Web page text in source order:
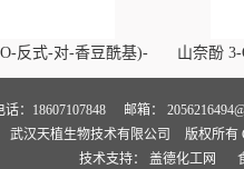
反式-对-香豆酰基)-
格, Kaempferol-3-O-
beta-D-
, CAS号:121651-61-4
山奈酚
萄糖苷
beta-
话：18607107848 邮箱：
武汉天植生物技术有限公司
版权所有
技术支持： 盖德化工网